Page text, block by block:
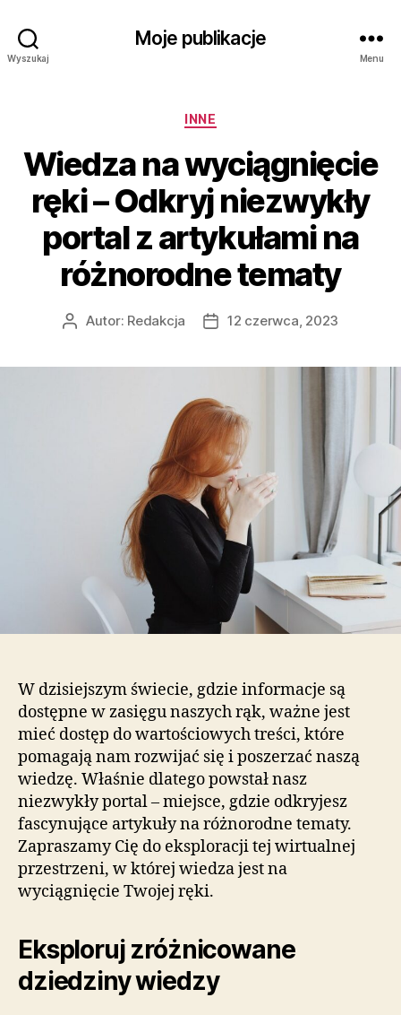
Wyszukaj
Moje publikacje
Menu
Kategorie
INNE
Wiedza na wyciągnięcie
ręki – Odkryj niezwykły
portal z artykułami na
różnorodne tematy
AutorAutor: Redakcja
Data12 czerwca, 2023
W dzisiejszym świecie, gdzie informacje są
dostępne w zasięgu naszych rąk, ważne jest
mieć dostęp do wartościowych treści, które
pomagają nam rozwijać się i poszerzać naszą
wiedzę. Właśnie dlatego powstał nasz
niezwykły portal – miejsce, gdzie odkryjesz
fascynujące artykuły na różnorodne tematy.
Zapraszamy Cię do eksploracji tej wirtualnej
przestrzeni, w której wiedza jest na
wyciągnięcie Twojej ręki.
Eksploruj zróżnicowane
dziedziny wiedzy